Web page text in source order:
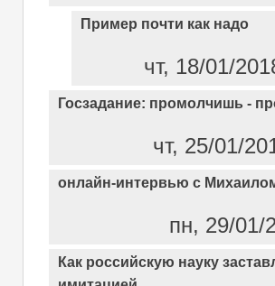
Пример почти как надо
чт, 18/01/
Госзадание: промолчишь -
чт, 25/01/
онлайн-интервью с
пн, 29/
Как российскую науку